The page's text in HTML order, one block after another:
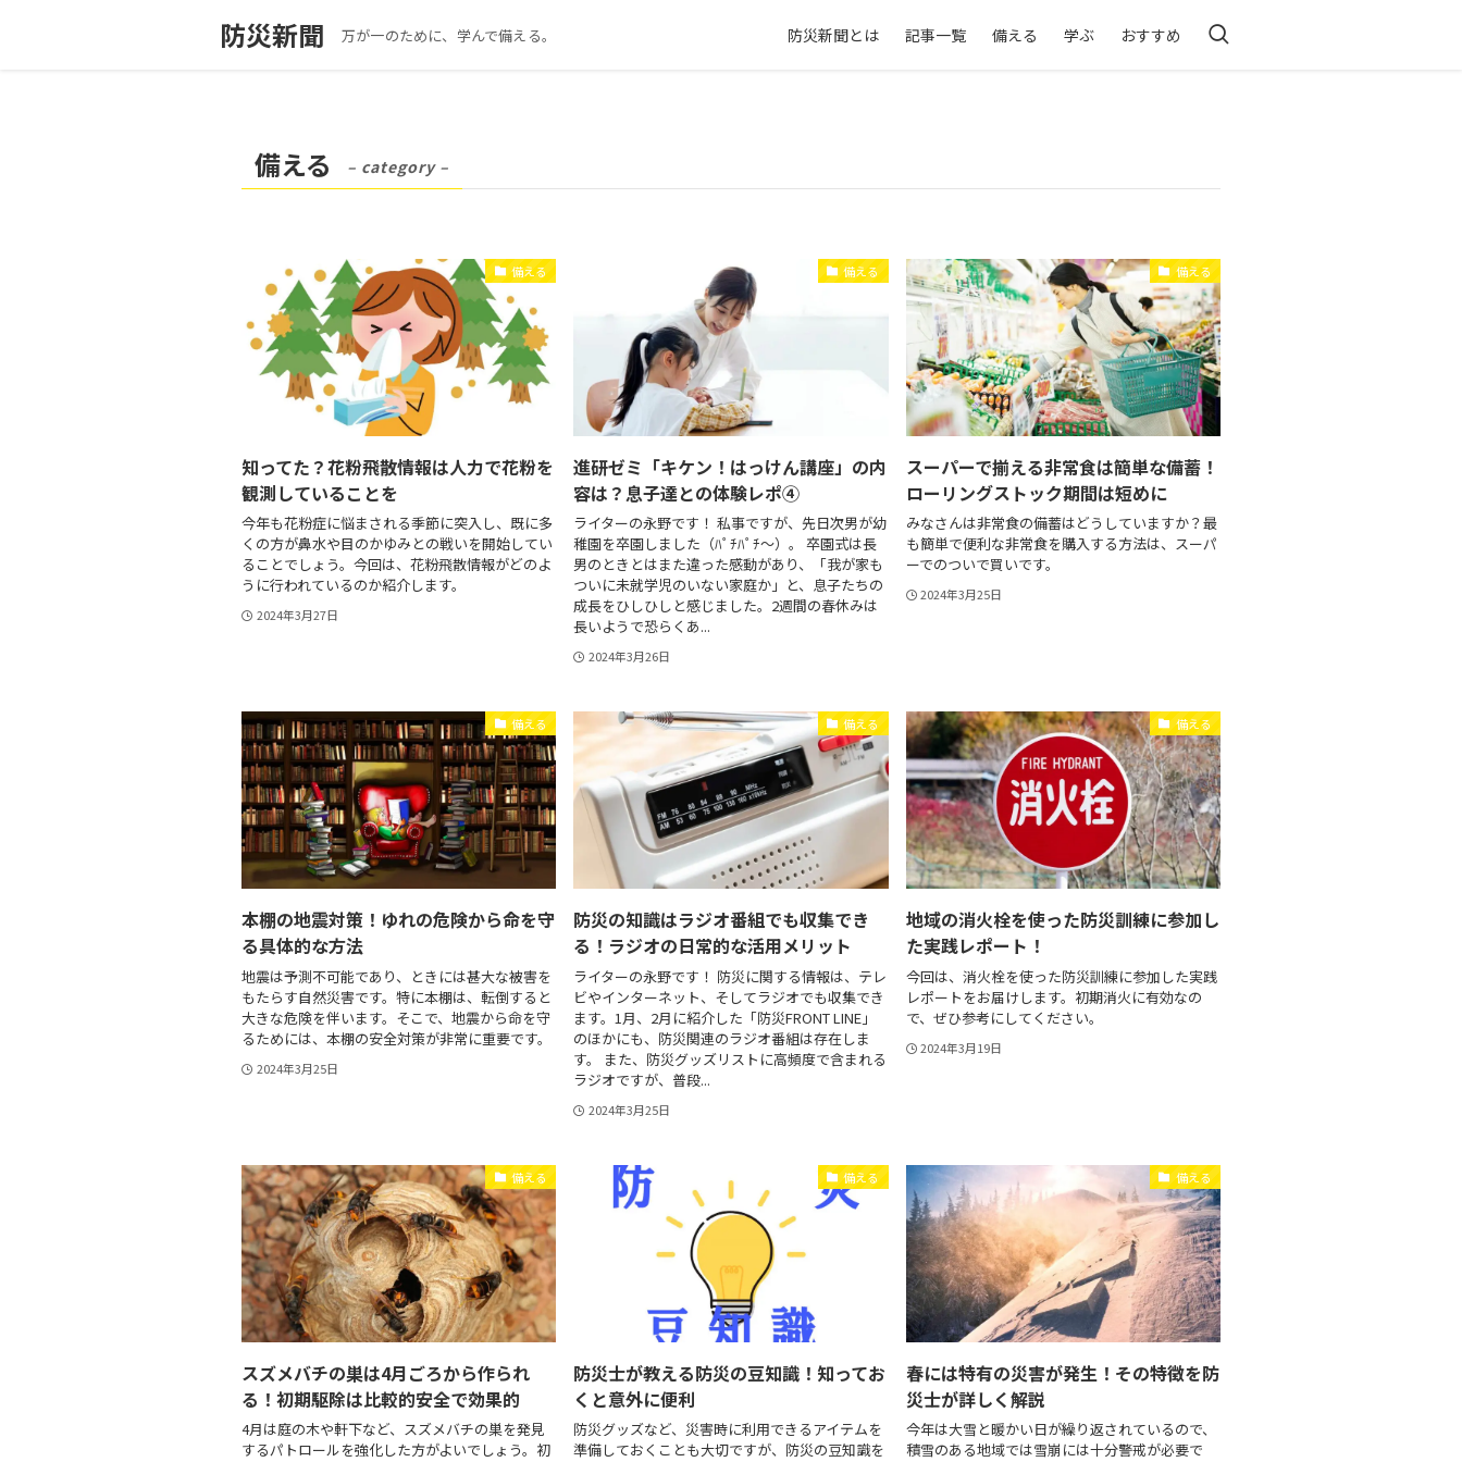
防災新聞 万が一のために、学んで備える。 防災新聞とは 記事一覧 備える 学ぶ おすすめ
備える – category –
備える
知ってた？花粉飛散情報は人力で花粉を
観測していることを
今年も花粉症に悩まされる季節に突入し、既に多
くの方が鼻水や目のかゆみとの戦いを開始してい
ることでしょう。今回は、花粉飛散情報がどのよ
うに行われているのか紹介します。
2024年3月27日
備える
進研ゼミ「キケン！はっけん講座」の内
容は？息子達との体験レポ④
ライターの永野です！ 私事ですが、先日次男が幼
稚園を卒園しました（ﾊﾟﾁﾊﾟﾁ～）。 卒園式は長
男のときとはまた違った感動があり、「我が家も
ついに未就学児のいない家庭か」と、息子たちの
成長をひしひしと感じました。2週間の春休みは
長いようで恐らくあ...
2024年3月26日
備える
スーパーで揃える非常食は簡単な備蓄！
ローリングストック期間は短めに
みなさんは非常食の備蓄はどうしていますか？最
も簡単で便利な非常食を購入する方法は、スーパ
ーでのついで買いです。
2024年3月25日
備える
本棚の地震対策！ゆれの危険から命を守
る具体的な方法
地震は予測不可能であり、ときには甚大な被害を
もたらす自然災害です。特に本棚は、転倒すると
大きな危険を伴います。そこで、地震から命を守
るためには、本棚の安全対策が非常に重要です。
2024年3月25日
備える
防災の知識はラジオ番組でも収集でき
る！ラジオの日常的な活用メリット
ライターの永野です！ 防災に関する情報は、テレ
ビやインターネット、そしてラジオでも収集でき
ます。1月、2月に紹介した「防災FRONT LINE」
のほかにも、防災関連のラジオ番組は存在しま
す。 また、防災グッズリストに高頻度で含まれる
ラジオですが、普段...
2024年3月25日
備える
地域の消火栓を使った防災訓練に参加し
た実践レポート！
今回は、消火栓を使った防災訓練に参加した実践
レポートをお届けします。初期消火に有効なの
で、ぜひ参考にしてください。
2024年3月19日
備える
スズメバチの巣は4月ごろから作られ
る！初期駆除は比較的安全で効果的
4月は庭の木や軒下など、スズメバチの巣を発見
するパトロールを強化した方がよいでしょう。初
備える
防災士が教える防災の豆知識！知ってお
くと意外に便利
防災グッズなど、災害時に利用できるアイテムを
準備しておくことも大切ですが、防災の豆知識を
備える
春には特有の災害が発生！その特徴を防
災士が詳しく解説
今年は大雪と暖かい日が繰り返されているので、
積雪のある地域では雪崩には十分警戒が必要で